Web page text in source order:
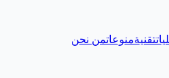
تقنيةمنوعاتمن نحن